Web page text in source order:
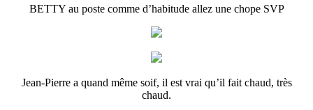
BETTY au poste comme d’habitude allez une chope SVP
Jean-Pierre a quand même soif, il est vrai qu’il fait chaud, très
chaud.